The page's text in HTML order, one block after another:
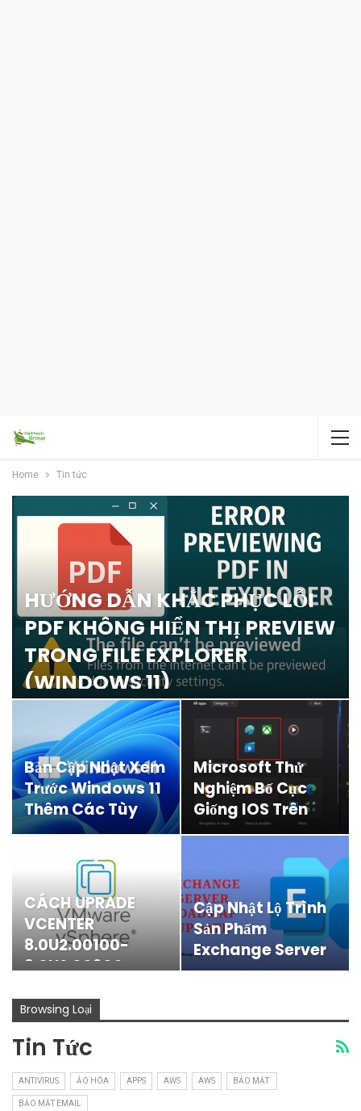
Home Tin tức
HƯỚNG DẪN KHẮC PHỤC LỖI
PDF KHÔNG HIỂN THỊ PREVIEW
TRONG FILE EXPLORER
(WINDOWS 11)
Phuong.nguyen 2025/10/27 - 4:47 PM
Bản Cập Nhật Xem
Trước Windows 11
Thêm Các Tùy
Chọn Chế Độ
Microsoft Thử
Nghiệm Bố Cục
Giống IOS Trên
Start Menu Của
CÁCH UPRADE
VCENTER
8.0U2.00100-
8.0U2.00300
Cập Nhật Lộ Trình
Sản Phẩm
Exchange Server
Browsing Loại
Tin Tức
ANTIVIRUS ẢO HÓA APPS AWS AWS BẢO MẬT
BẢO MẬT EMAIL